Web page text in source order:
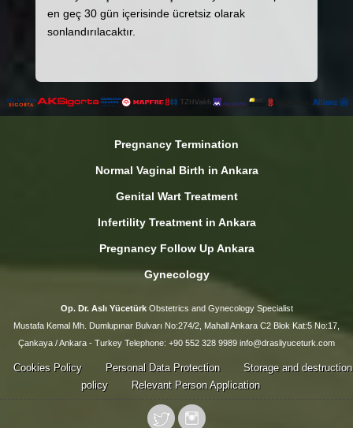
en geç 30 gün içerisinde ücretsiz olarak
sonlandırılacaktır.
Pregnancy Termination
Normal Vaginal Birth in Ankara
Genital Wart Treatment
Infertility Treatment in Ankara
Pregnancy Follow Up Ankara
Gynecology
Op. Dr. Aslı YücetürkObstetrics and Gynecology Specialist
Mustafa Kemal Mh. Dumlupınar Bulvarı No:274/2, Mahall Ankara C2 Blok Kat:5 No:17,
Çankaya / Ankara - Turkey Telephone: +90 552 328 9989 info@drasliyuceturk.com
Cookies Policy Personal Data Protection
Storage and destruction
policy
Relevant Person Application